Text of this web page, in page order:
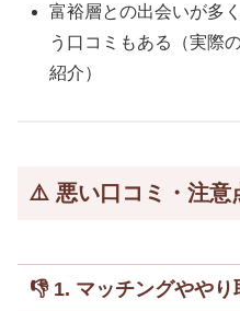
富裕層との出会いが多く
う口コミもある（実際
紹介）
⚠️ 悪い口コミ・注意
👎 1. マッチングやや